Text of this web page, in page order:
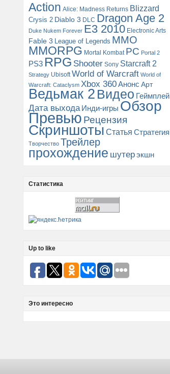
Action Alice: Madness Returns Blizzard
Crysis 2 Diablo 3 DLC Dragon Age 2
Duke Nukem Forever E3 2010 Electronic Arts
Fable 3 League of Legends MMO
MMORPG Mortal Kombat PC Portal 2
PS3 RPG Shooter Sony Starcraft 2
Strategy Ubisoft World of Warcraft World of
Warcraft: Cataclysm Xbox 360Анонс Арт
Ведьмак 2 Видео Геймплей
Дата выхода Инди-игры Обзор
Превью Рецензия
Скриншоты Статья Стратегия
Творчество Трейлер
прохождение шутерэкшн
Статистика
Up to like
Это интересно